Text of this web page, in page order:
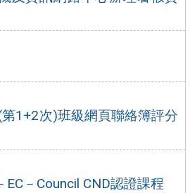
1+2次)班級網頁聯絡簿評分
－Council CND認證課程